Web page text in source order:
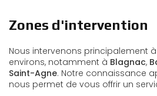
Zones d'intervention
Nous intervenons principalement à
environs, notamment à Blagnac,
Saint-Agne. Notre connaissance
nous permet de vous offrir un